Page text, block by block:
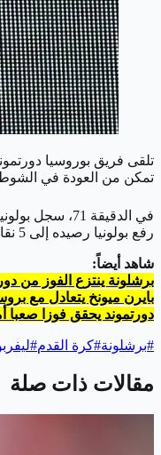
تلقى فريق بوروسيا دورتموند هزيمة مفاجئة أمام
تمكن من العودة في الشوط
رفع بولونيا رصيده إلى 5 نقاط في المركز 27.
شاهد أيضاً:
برشلونة ينتزع الفوز من
بايرن ميونخ يتعادل مع بروسيا دورتموند 1-1
دورتموند يحقق فوزا
#برشلونة#كرة القدم#
مقالات ذات صلة